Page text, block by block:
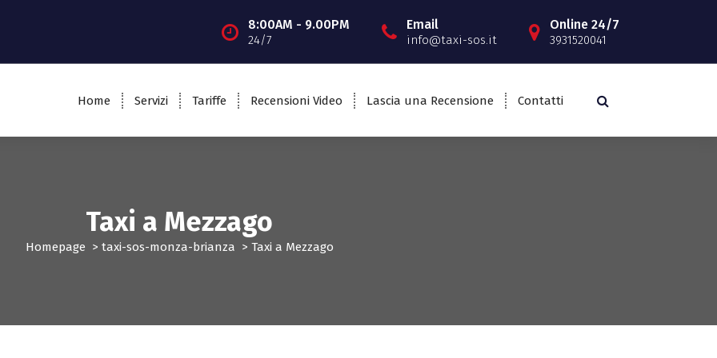
8:00AM - 9.00PM
24/7
Email
info@taxi-sos.it
Online 24/7
3931520041
Home Servizi Tariffe Recensioni Video Lascia una Recensione Contatti
Taxi a Mezzago
Homepage > taxi-sos-monza-brianza > Taxi a Mezzago